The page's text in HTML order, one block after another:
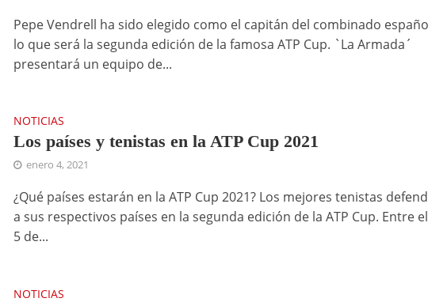
Pepe Vendrell ha sido elegido como el capitán del combinado
lo que será la segunda edición de la famosa ATP Cup. `La Armada´
presentará un equipo de...
NOTICIAS
Los países y tenistas en la ATP Cup 2021
enero 4, 2021
¿Qué países estarán en la ATP Cup 2021? Los mejores tenistas
a sus respectivos países en la segunda edición de la ATP Cup. Entre
5 de...
NOTICIAS